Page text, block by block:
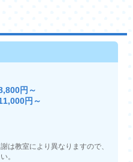
円～
円～
は教室により異なりますので、
。